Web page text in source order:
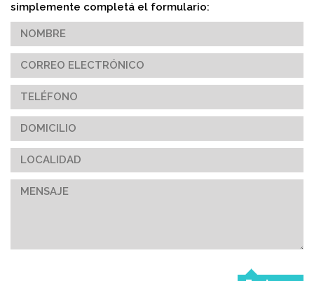
simplemente completá el formulario: